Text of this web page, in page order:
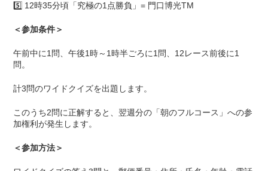
5️⃣ 12時35分頃「究極の1点勝負」= 門口博光TM
＜参加条件＞
午前中に1問、午後1時～1時半ごろに1問、12レース前後に1
問。
計3問のワイドクイズを出題します。
このうち2問に正解すると、翌週分の「朝のフルコース」への参
加権利が発生します。
＜参加方法＞